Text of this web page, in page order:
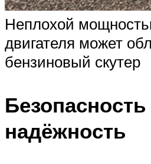
Неплохой
двигателя может
бензиновый скутер
надёжность